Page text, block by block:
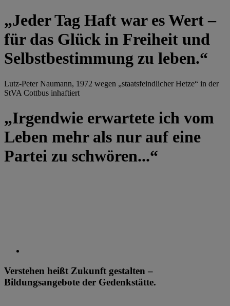
„Jeder Tag Haft war es Wert –
für das Glück in Freiheit und
Selbstbestimmung zu leben.“
Lutz-Peter Naumann, 1972 wegen „staatsfeindlicher Hetze“ in der
StVA Cottbus inhaftiert
„Irgendwie erwartete ich vom
Leben mehr als nur auf eine
Partei zu schwören...“
Verstehen heißt Zukunft gestalten –
Bildungsangebote der Gedenkstätte.